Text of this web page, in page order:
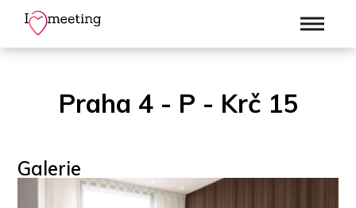
Praha 4 - P - Krč 15
Galerie